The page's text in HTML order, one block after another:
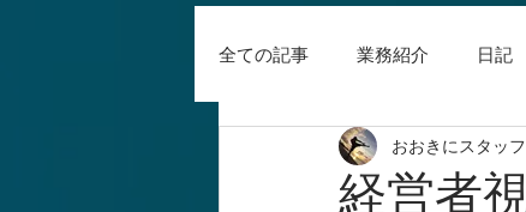
全ての記事 業務紹介 日記
経営者
おおきにスタッフ